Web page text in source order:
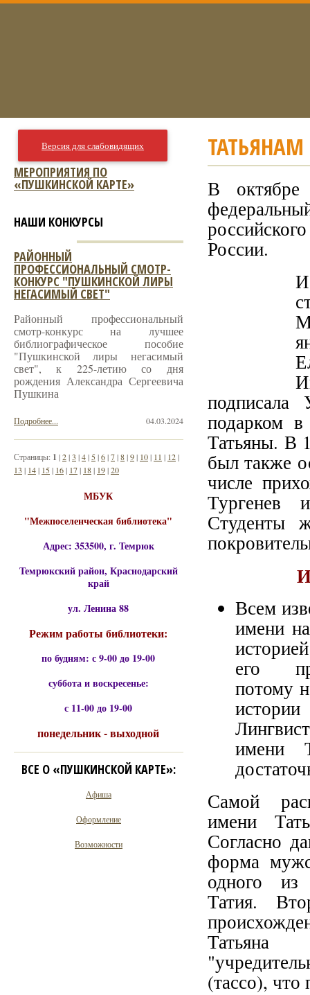
В
России.
подарком
Татьяны. В
был также
числе
Тургенев
Студенты
Всем
имени
историей
его
потому
имени
Самой
имени
Согласно
форма
одного
Татия.
Татьяна
(тассо), что
Версия для слабовидящих
МЕРОПРИЯТИЯ ПО
«ПУШКИНСКОЙ КАРТЕ»
НАШИ КОНКУРСЫ
РАЙОННЫЙ
ПРОФЕССИОНАЛЬНЫЙ СМОТР-
КОНКУРС "ПУШКИНСКОЙ ЛИРЫ
НЕГАСИМЫЙ СВЕТ"
Районный профессиональный
смотр-конкурс на лучшее
библиографическое пособие
"Пушкинской лиры негасимый
свет", к 225-летию со дня
рождения Александра Сергеевича
Пушкина
04.03.2024
Подробнее...
Страницы: 1 |2|3 |4| 5|6|7|8|9| 10| 11 | 12|
13 | 14| 15| 16| 17| 18| 19|20
МБУК
"Межпоселенческая библиотека"
Адрес: 353500, г. Темрюк
Темрюкский район, Краснодарский
край
ул. Ленина 88
Режим работы библиотеки:
по будням: с 9-00 до 19-00
суббота и воскресенье:
с 11-00 до 19-00
понедельник - выходной
ВСЕ О «ПУШКИНСКОЙ КАРТЕ»:
Афиша
Оформление
Возможности